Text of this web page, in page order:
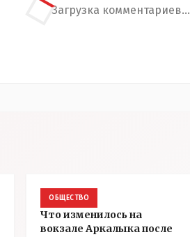
Загрузка комментариев...
ОБЩЕСТВО
Что изменилось на
вокзале Аркалыка после